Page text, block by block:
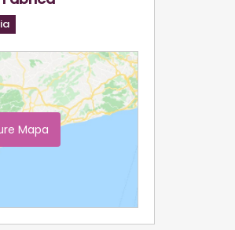
Mapa